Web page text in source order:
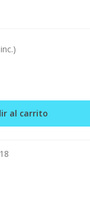
al carrito